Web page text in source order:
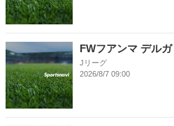
FWフアンマ デルガ
Jリーグ
2026/8/7 09:00